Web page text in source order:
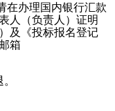
在办理国内银行汇款
人（负责人）证明
及《投标报名登记
箱